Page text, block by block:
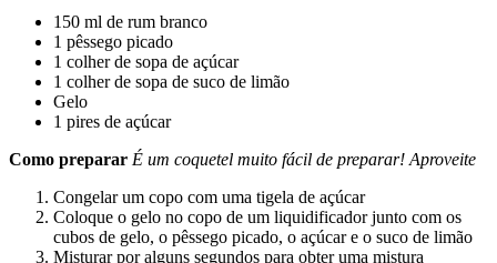
150 ml de rum branco
1 pêssego picado
1 colher de sopa de açúcar
1 colher de sopa de suco de limão
Gelo
1 pires de açúcar
Como preparar É um coquetel muito fácil de preparar! Aproveite
Congelar um copo com uma tigela de açúcar
Coloque o gelo no copo de um liquidificador junto com os
cubos de gelo, o pêssego picado, o açúcar e o suco de limão
Misturar por alguns segundos para obter uma mistura